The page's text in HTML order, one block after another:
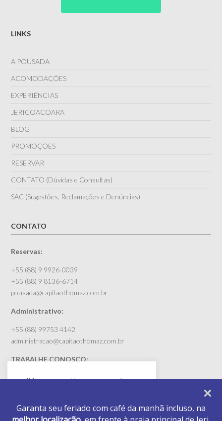
Garanta seu feriado com café da manhã incluso, na
LINKS
A POUSADA
ACOMODAÇÕES
EXPERIÊNCIAS
JERICOACOARA
BLOG
PROMOÇÕES
RESERVAR
CONTATO (Dúvidas e Consultas)
SAC (Sugestões, Reclamações e Denúncias)
CONTATO
Reservas:
+55 (88) 9 9926-0039
+55 (88) 9 8136-6714
pousada@capitaothomaz.com.br
Administrativo:
+55 (88) 99753 4142
administracao@capitaothomaz.com.br
TRABALHE CONOSCO:
rh@capitaothomaz.com.br (envie seu currículo)
Utilizamos cookies para garantir que
nosso site. Se você continuar a usar este
site, entendemos que você concorda